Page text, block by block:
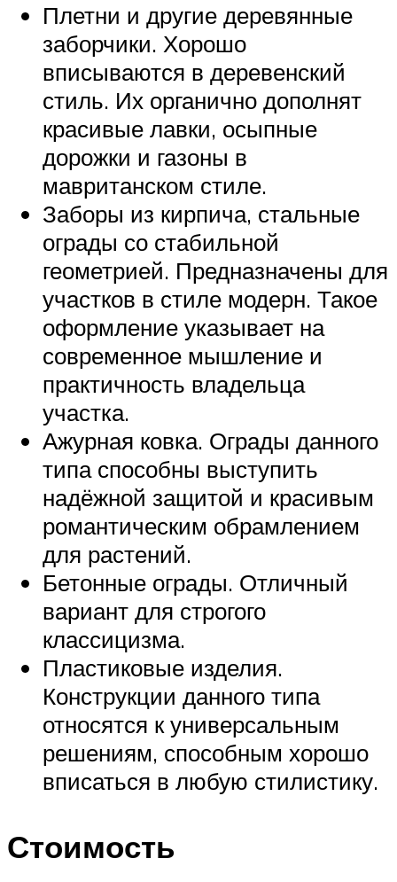
Плетни и другие деревянные
заборчики. Хорошо
вписываются в деревенский
стиль. Их органично дополнят
красивые лавки, осыпные
дорожки и газоны в
мавританском стиле.
Заборы из кирпича, стальные
ограды со стабильной
геометрией. Предназначены для
участков в стиле модерн. Такое
оформление указывает на
современное мышление и
практичность владельца
участка.
Ажурная ковка. Ограды данного
типа способны выступить
надёжной защитой и красивым
романтическим обрамлением
для растений.
Бетонные ограды. Отличный
вариант для строгого
классицизма.
Пластиковые изделия.
Конструкции данного типа
относятся к универсальным
решениям, способным хорошо
вписаться в любую стилистику.
Стоимость